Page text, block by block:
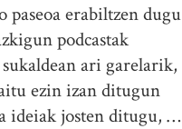
paseoa erabiltzen dugu
podcastak
ari garelarik,
ezin izan ditugun
ideiak josten ditugu, …